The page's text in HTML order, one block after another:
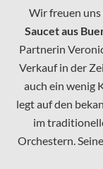
Wir freuen uns
Saucet aus
Partnerin
Verkauf in der
auch ein wenig
legt auf den
im
Orchestern.